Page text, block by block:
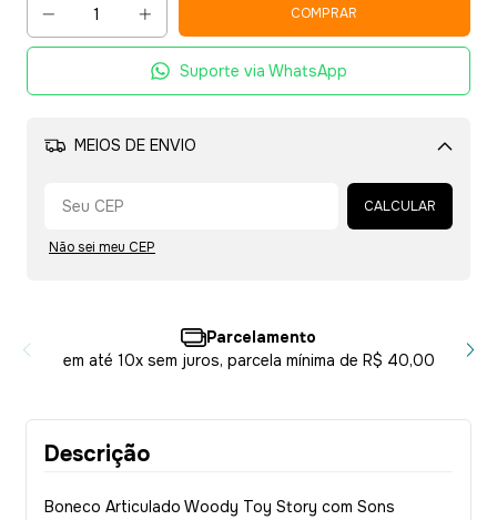
Suporte via WhatsApp
MEIOS DE ENVIO
Alterar CEP
CALCULAR
Não sei meu CEP
Parcelamento
em até 10x sem juros, parcela mínima de R$ 40,00
Descrição
Boneco Articulado Woody Toy Story com Sons